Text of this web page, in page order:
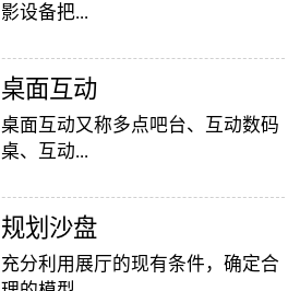
影设备把...
影像效果投射到地面，当参访着走
至投影区域时，通过系统识别，参
访者可以直接使用双脚或动作与投
效果就会随着你的脚步产生相应的
变幻。地面互动投影系统是集虚拟
互动投影项目，包括水波纹、翻
桌面互动
桌面互动又称多点吧台、互动数码
桌、互动...
投影桌面，让普通的吧台（桌面）
变成一个多媒体互动娱乐游戏消费
平台，图文并茂，形式新颖，令桌
​规划沙盘
充分利用展厅的现有条件，确定合